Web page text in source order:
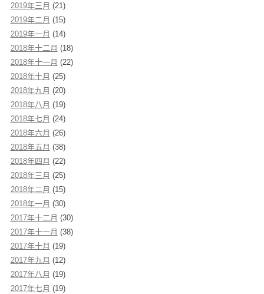
2019年三月 (21)
2019年二月 (15)
2019年一月 (14)
2018年十二月 (18)
2018年十一月 (22)
2018年十月 (25)
2018年九月 (20)
2018年八月 (19)
2018年七月 (24)
2018年六月 (26)
2018年五月 (38)
2018年四月 (22)
2018年三月 (25)
2018年二月 (15)
2018年一月 (30)
2017年十二月 (30)
2017年十一月 (38)
2017年十月 (19)
2017年九月 (12)
2017年八月 (19)
2017年七月 (19)